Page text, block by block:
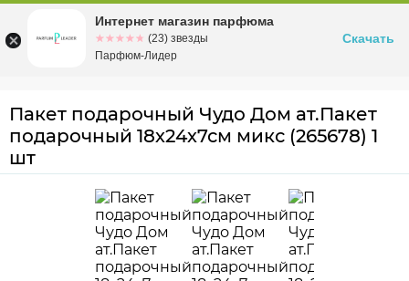
Омскул. Заозерная, 11, к. 1
Пакет подарочный Чудо Дом ат.Пакет
подарочный 18х24х7см микс (265678) 1
шт
Интернет магазин парфюма
☆☆☆☆☆
★★★★★ (23) звезды
Парфюм-Лидер
Скачать